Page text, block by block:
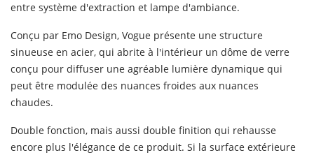
entre système d'extraction et lampe d'ambiance.
Conçu par Emo Design, Vogue présente une structure
sinueuse en acier, qui abrite à l'intérieur un dôme de verre
conçu pour diffuser une agréable lumière dynamique qui
peut être modulée des nuances froides aux nuances
chaudes.
Double fonction, mais aussi double finition qui rehausse
encore plus l'élégance de ce produit. Si la surface extérieure